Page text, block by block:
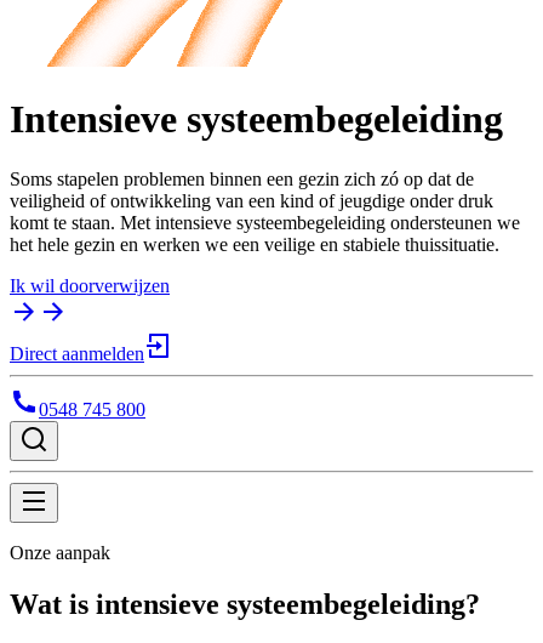
Intensieve systeembegeleiding
Soms stapelen problemen binnen een gezin zich zó op dat de
veiligheid of ontwikkeling van een kind of jeugdige onder druk
komt te staan. Met intensieve systeembegeleiding ondersteunen we
het hele gezin en werken we een veilige en stabiele thuissituatie.
Ik wil doorverwijzen
Direct aanmelden
0548 745 800
Onze aanpak
Wat is intensieve systeembegeleiding?